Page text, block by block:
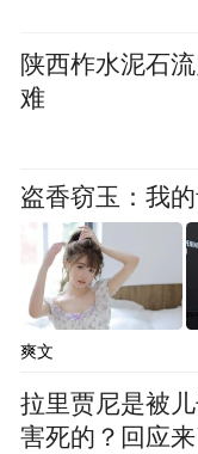
陕西柞水泥石
难
盗香窃玉：我
爽文
拉里贾尼是被
害死的？回应来